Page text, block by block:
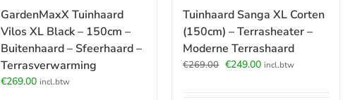
GardenMaxX Tuinhaard
Vilos XL Black – 150cm –
Buitenhaard – Sfeerhaard –
Terrasverwarming
€269.00 incl.btw
Tuinhaard Sanga XL Corten
(150cm) – Terrasheater –
Moderne Terrashaard
€269.00 Oorspronkelijke
€249.00Huidige
incl.btw